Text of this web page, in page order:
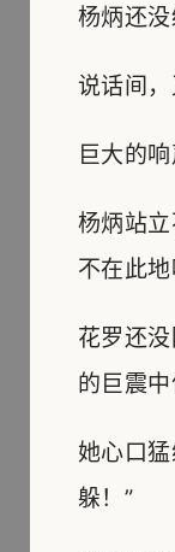
杨炳还
说话间，
巨大的
杨炳站
不在此地
花罗还
的巨震
她心口
躲！”